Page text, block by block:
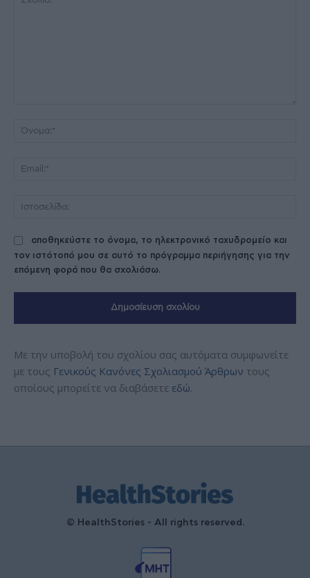
αποθηκεύστε το όνομα, το ηλεκτρονικό ταχυδρομείο και
τον ιστότοπό μου σε αυτό το πρόγραμμα περιήγησης για την
επόμενη φορά που θα σχολιάσω.
Με την υποβολή του σχολίου σας αυτόματα συμφωνείτε
με τους Γενικούς Κανόνες Σχολιασμού Άρθρων τους
οποίους μπορείτε να διαβάσετε εδώ.
© HealthStories - All rights reserved.